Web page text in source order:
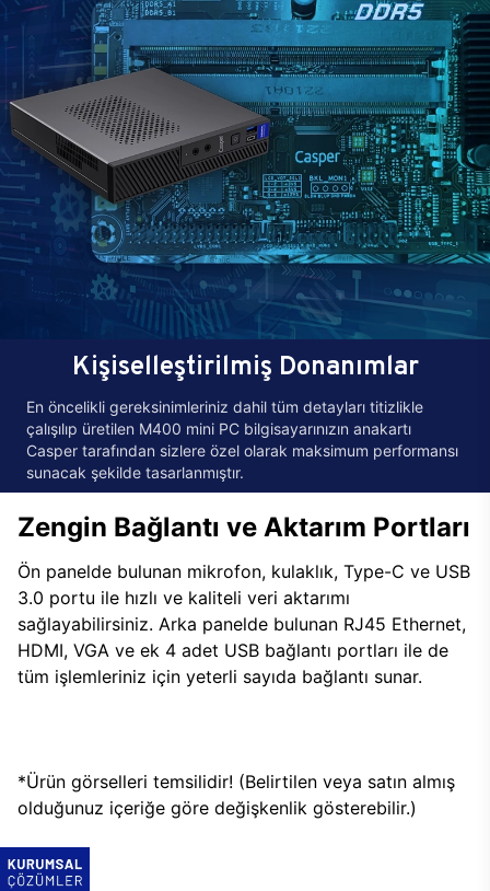
Kişiselleştirilmiş Donanımlar
En öncelikli gereksinimleriniz dahil tüm detayları titizlikle
çalışılıp üretilen M400 mini PC bilgisayarınızın anakartı
Casper tarafından sizlere özel olarak maksimum performansı
sunacak şekilde tasarlanmıştır.
Zengin Bağlantı ve Aktarım Portları
Ön panelde bulunan mikrofon, kulaklık, Type-C ve USB
3.0 portu ile hızlı ve kaliteli veri aktarımı
sağlayabilirsiniz. Arka panelde bulunan RJ45 Ethernet,
HDMI, VGA ve ek 4 adet USB bağlantı portları ile de
tüm işlemleriniz için yeterli sayıda bağlantı sunar.
*Ürün görselleri temsilidir! (Belirtilen veya satın almış
olduğunuz içeriğe göre değişkenlik gösterebilir.)